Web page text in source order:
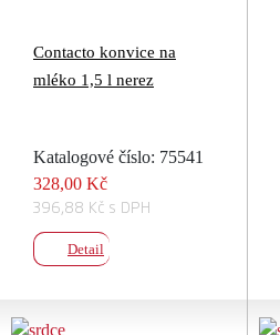
Contacto konvice na
mléko 1,5 l nerez
Katalogové číslo: 75541
328,00 Kč
396,88 Kč s DPH
Detail